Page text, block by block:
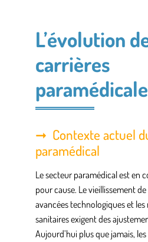
L’évolution
carrières
Contexte actuel
paramédical
Le secteur paramédical est en
pour cause. Le vieillissement
avancées technologiques et
sanitaires exigent des
Aujourd’hui plus que jamais, les